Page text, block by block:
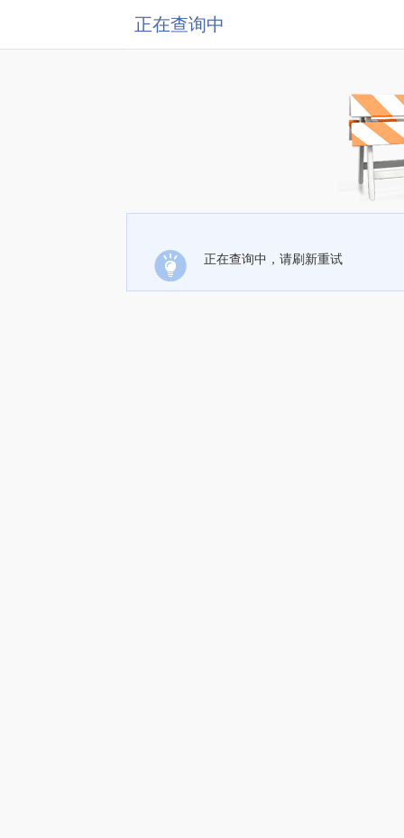
正在查询中
正在查询中，请刷新重试